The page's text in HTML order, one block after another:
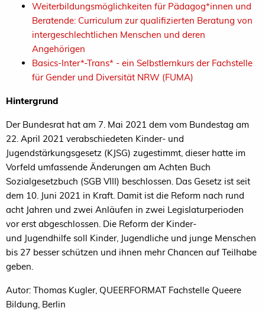
Weiterbildungsmöglichkeiten für Pädagog*innen und
Beratende: Curriculum zur qualifizierten Beratung von
intergeschlechtlichen Menschen und deren
Angehörigen
Basics-Inter*-Trans* - ein Selbstlernkurs der Fachstelle
für Gender und Diversität NRW (FUMA)
Hintergrund
Der Bundesrat hat am 7. Mai 2021 dem vom Bundestag am
22. April 2021 verabschiedeten Kinder- und
Jugendstärkungsgesetz (KJSG) zugestimmt, dieser hatte im
Vorfeld umfassende Änderungen am Achten Buch
Sozialgesetzbuch (SGB VIII) beschlossen. Das Gesetz ist seit
dem 10. Juni 2021 in Kraft. Damit ist die Reform nach rund
acht Jahren und zwei Anläufen in zwei Legislaturperioden
vorerst abgeschlossen. Die Reform der Kinder-
und Jugendhilfe soll Kinder, Jugendliche und junge Menschen
bis 27 besser schützen und ihnen mehr Chancen auf Teilhabe
geben.
Autor: Thomas Kugler, QUEERFORMAT Fachstelle Queere
Bildung, Berlin